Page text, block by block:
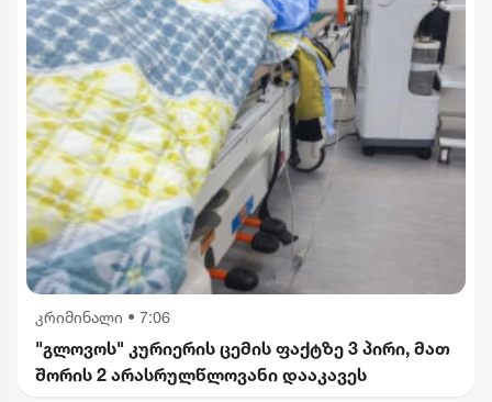
კრიმინალი • 7:06
"გლოვოს" კურიერის ცემის ფაქტზე 3 პირი, მათ
შორის 2 არასრულწლოვანი დააკავეს